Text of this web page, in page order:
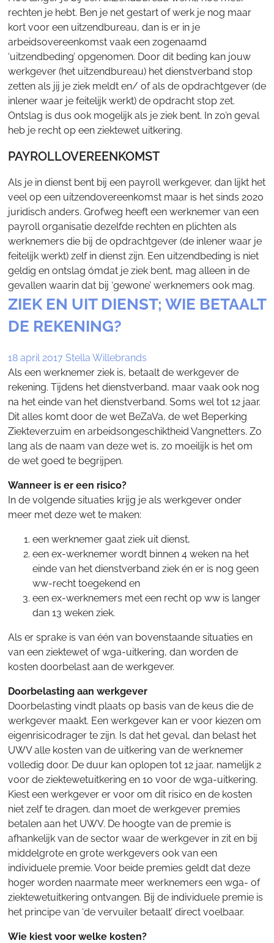
rechten je hebt. Ben je net gestart of werk je nog maar
kort voor een uitzendbureau, dan is er in je
arbeidsovereenkomst vaak een zogenaamd
‘uitzendbeding’ opgenomen. Door dit beding kan jouw
werkgever (het uitzendbureau) het dienstverband stop
zetten als jij je ziek meldt en/ of als de opdrachtgever (de
inlener waar je feitelijk werkt) de opdracht stop zet.
Ontslag is dus ook mogelijk als je ziek bent. In zo’n geval
heb je recht op een ziektewet uitkering.
PAYROLLOVEREENKOMST
Als je in dienst bent bij een payroll werkgever, dan lijkt het
veel op een uitzendovereenkomst maar is het sinds 2020
juridisch anders. Grofweg heeft een werknemer van een
payroll organisatie dezelfde rechten en plichten als
werknemers die bij de opdrachtgever (de inlener waar je
feitelijk werkt) zelf in dienst zijn. Een uitzendbeding is niet
geldig en ontslag ómdat je ziek bent, mag alleen in de
gevallen waarin dat bij ‘gewone’ werknemers ook mag.
ZIEK EN UIT DIENST; WIE BETAALT
DE REKENING?
18 april 2017 Stella Willebrands
Als een werknemer ziek is, betaalt de werkgever de
rekening. Tijdens het dienstverband, maar vaak ook nog
na het einde van het dienstverband. Soms wel tot 12 jaar.
Dit alles komt door de wet BeZaVa, de wet Beperking
Ziekteverzuim en arbeidsongeschiktheid Vangnetters. Zo
lang als de naam van deze wet is, zo moeilijk is het om
de wet goed te begrijpen.
Wanneer is er een risico?
In de volgende situaties krijg je als werkgever onder
meer met deze wet te maken:
een werknemer gaat ziek uit dienst,
een ex-werknemer wordt binnen 4 weken na het
einde van het dienstverband ziek én er is nog geen
ww-recht toegekend en
een ex-werknemers met een recht op ww is langer
dan 13 weken ziek.
Als er sprake is van één van bovenstaande situaties en
van een ziektewet of wga-uitkering, dan worden de
kosten doorbelast aan de werkgever.
Doorbelasting aan werkgever
Doorbelasting vindt plaats op basis van de keus die de
werkgever maakt. Een werkgever kan er voor kiezen om
eigenrisicodrager te zijn. Is dat het geval, dan belast het
UWV alle kosten van de uitkering van de werknemer
volledig door. De duur kan oplopen tot 12 jaar, namelijk 2
voor de ziektewetuitkering en 10 voor de wga-uitkering.
Kiest een werkgever er voor om dit risico en de kosten
niet zelf te dragen, dan moet de werkgever premies
betalen aan het UWV. De hoogte van de premie is
afhankelijk van de sector waar de werkgever in zit en bij
middelgrote en grote werkgevers ook van een
individuele premie. Voor beide premies geldt dat deze
hoger worden naarmate meer werknemers een wga- of
ziektewetuitkering ontvangen. Bij de individuele premie is
het principe van ‘de vervuiler betaalt’ direct voelbaar.
Wie kiest voor welke kosten?